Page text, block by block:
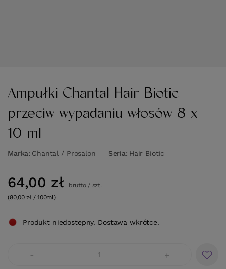
Ampułki Chantal Hair Biotic
przeciw wypadaniu włosów 8 x
10 ml
Marka Chantal / Prosalon Seria Hair Biotic
64,00 zł brutto/ szt.
(80,00 zł / 100ml)
- +
Produkt niedostepny. Dostawa wkrótce.